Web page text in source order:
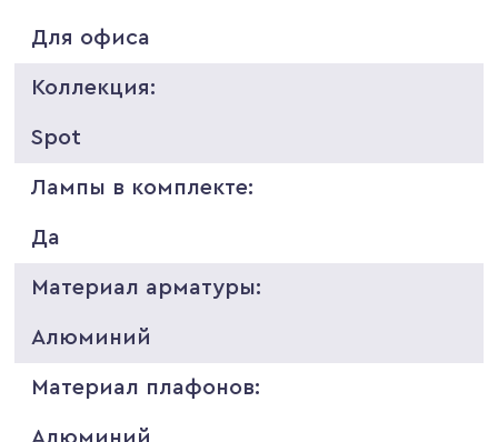
Для офиса
Коллекция:
Spot
Лампы в комплекте:
Да
Материал арматуры:
Алюминий
Материал плафонов:
Алюминий